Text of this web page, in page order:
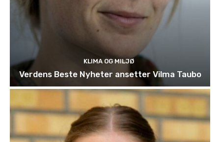
KLIMA OG MILJØ
Verdens Beste Nyheter ansetter Vilma Taubo